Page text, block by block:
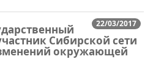
22/03/2017
Сибирской сети
окружающей